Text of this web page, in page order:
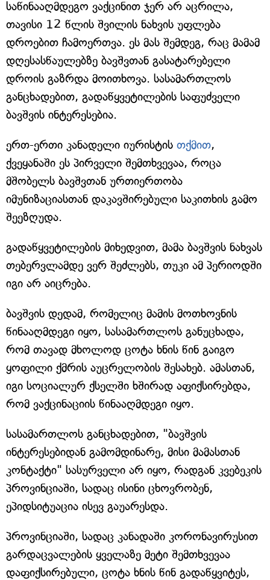
საწინააღმდეგო ვაქცინით ჯერ არ აცრილა,
თავისი 12 წლის შვილის ნახვის უფლება
დროებით ჩამოერთვა. ეს მას შემდეგ, რაც მამამ
დღესასწაულებზე ბავშვთან გასატარებელი
დროის გაზრდა მოითხოვა. სასამართლოს
განცხადებით, გადაწყვეტილების საფუძველი
ბავშვის ინტერესებია.
ერთ-ერთი კანადელი იურისტის თქმით,
ქვეყანაში ეს პირველი შემთხვევაა, როცა
მშობელს ბავშვთან ურთიერთობა
იმუნიზაციასთან დაკავშირებული საკითხის გამო
შეეზღუდა.
გადაწყვეტილების მიხედვით, მამა ბავშვის ნახვას
თებერვლამდე ვერ შეძლებს, თუკი ამ პერიოდში
იგი არ აიცრება.
ბავშვის დედამ, რომელიც მამის მოთხოვნის
წინააღმდეგი იყო, სასამართლოს განუცხადა,
რომ თავად მხოლოდ ცოტა ხნის წინ გაიგო
ყოფილი ქმრის აუცრელობის შესახებ. ამასთან,
იგი სოციალურ ქსელში ხშირად აფიქსირებდა,
რომ ვაქცინაციის წინააღმდეგი იყო.
სასამართლოს განცხადებით, "ბავშვის
ინტერესებიდან გამომდინარე, მისი მამასთან
კონტაქტი" სასურველი არ იყო, რადგან კვებეკის
პროვინციაში, სადაც ისინი ცხოვრობენ,
ეპიდსიტუაცია ისევ გაუარესდა.
პროვინციაში, სადაც კანადაში კორონავირუსით
გარდაცვალების ყველაზე მეტი შემთხვევაა
დაფიქსირებული, ცოტა ხნის წინ გადაწყვიტეს,